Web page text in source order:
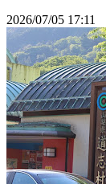
2026/07/05 17:11